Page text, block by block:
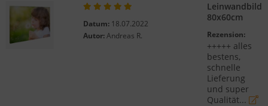
Datum:18.07.2022
Autor:Andreas R.
Leinwandbild
80x60cm
Rezension:
+++++ alles
bestens,
schnelle
Lieferung
und super
Qualität...